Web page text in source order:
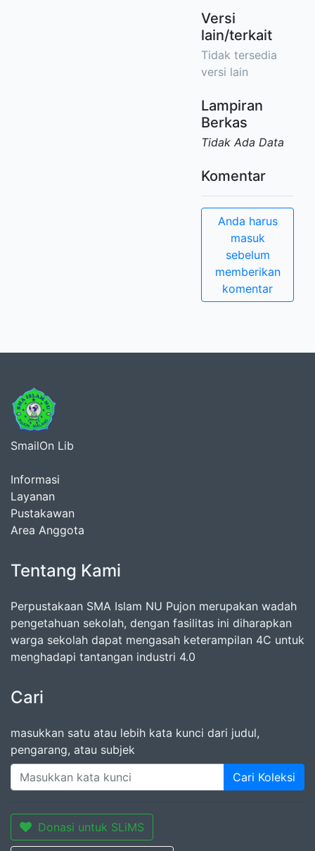
Versi
lain/terkait
Tidak tersedia
versi lain
Lampiran
Berkas
Tidak Ada Data
Komentar
Anda harus
masuk
sebelum
memberikan
komentar
SmailOn Lib
Informasi
Layanan
Pustakawan
Area Anggota
Tentang Kami
Perpustakaan SMA Islam NU Pujon merupakan wadah
pengetahuan sekolah, dengan fasilitas ini diharapkan
warga sekolah dapat mengasah keterampilan 4C untuk
menghadapi tantangan industri 4.0
Cari
masukkan satu atau lebih kata kunci dari judul,
pengarang, atau subjek
Cari Koleksi
Donasi untuk SLiMS